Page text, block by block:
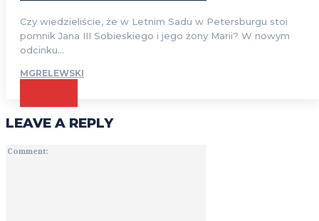
Czy wiedzieliście, że w Letnim Sadu w Petersburgu stoi
pomnik Jana III Sobieskiego i jego żony Marii? W nowym
odcinku...
MGRELEWSKI
LEAVE A REPLY